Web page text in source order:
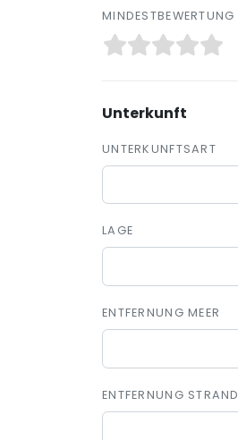
MINDESTBEWERTUNG
Unterkunft
UNTERKUNFTSART
LAGE
ENTFERNUNG MEER
ENTFERNUNG STRAND